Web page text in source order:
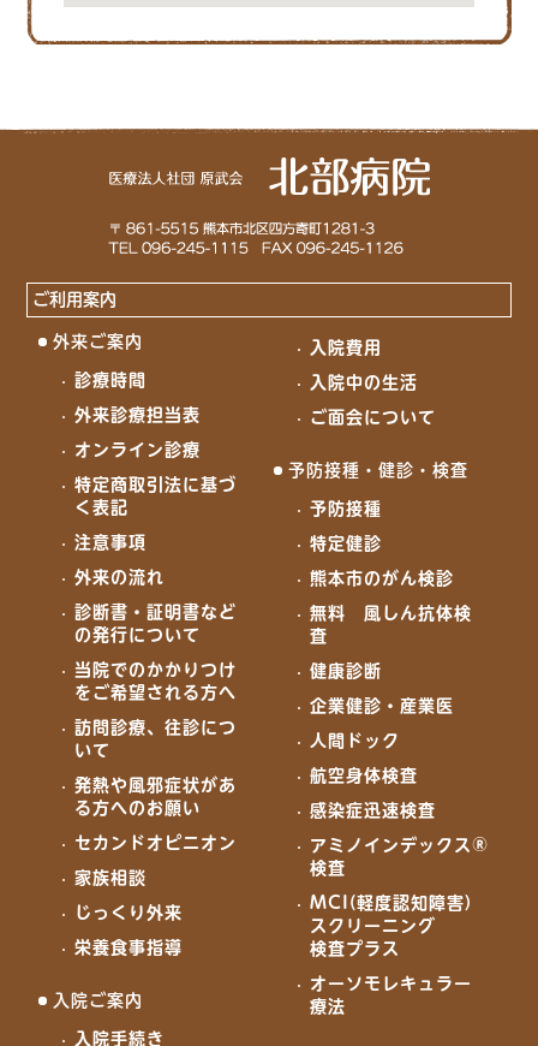
ご利用案内
外来ご案内
診療時間
外来診療担当表
オンライン診療
特定商取引法に基づ
く表記
注意事項
外来の流れ
診断書・証明書など
の発行について
当院でのかかりつけ
をご希望される方へ
訪問診療、往診につ
いて
発熱や風邪症状があ
る方へのお願い
セカンドオピニオン
家族相談
じっくり外来
栄養食事指導
入院ご案内
入院手続き
入院費用
入院中の生活
ご面会について
予防接種・健診・検査
予防接種
特定健診
熊本市のがん検診
無料 風しん抗体検
査
健康診断
企業健診・産業医
人間ドック
航空身体検査
感染症迅速検査
アミノインデックス®
検査
MCI(軽度認知障害)
スクリーニング
検査プラス
オーソモレキュラー
療法